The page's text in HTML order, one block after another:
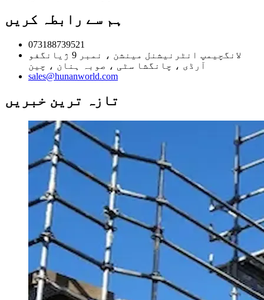
ہم سے رابطہ کریں
073188739521
لانگچیمپ انٹرنیشنل مینشن ، نمبر 9 ژیانگفو
آرڈی ، چانگشا سٹی ، صوبہ ہنان ، چین
sales@hunanworld.com
تازہ ترین خبریں